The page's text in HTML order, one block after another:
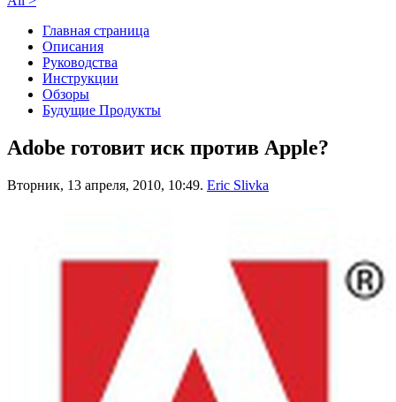
Главная страница
Описания
Руководства
Инструкции
Обзоры
Будущие Продукты
Adobe готовит иск против Apple?
Вторник, 13 апреля, 2010, 10:49. Eric Slivka